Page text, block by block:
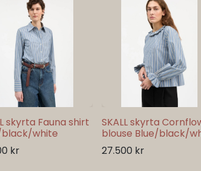
skyrta Fauna shirt
black/white
kr
SKALL skyrta
blouse Blue/black/
27.500 kr